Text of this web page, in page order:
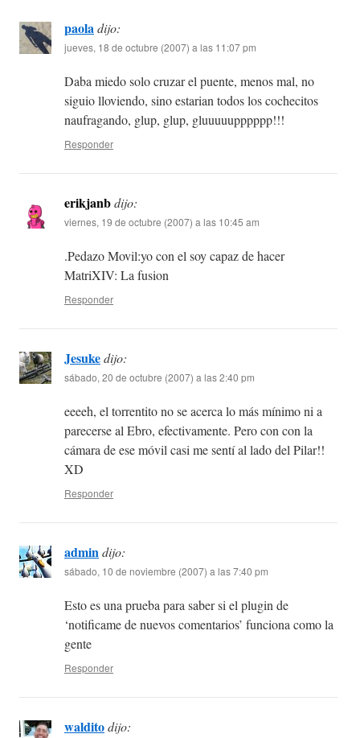
paoladijo:
jueves, 18 de octubre (2007) a las 11:07 pm
Daba miedo solo cruzar el puente, menos mal, no
siguio lloviendo, sino estarian todos los cochecitos
naufragando, glup, glup, gluuuuupppppp!!!
Responder
erikjanbdijo:
viernes, 19 de octubre (2007) a las 10:45 am
.Pedazo Movil:yo con el soy capaz de hacer
MatriXIV: La fusion
Responder
Jesukedijo:
sábado, 20 de octubre (2007) a las 2:40 pm
eeeeh, el torrentito no se acerca lo más mínimo ni a
parecerse al Ebro, efectivamente. Pero con con la
cámara de ese móvil casi me sentí al lado del Pilar!!
XD
Responder
admindijo:
sábado, 10 de noviembre (2007) a las 7:40 pm
Esto es una prueba para saber si el plugin de
‘notificame de nuevos comentarios’ funciona como la
gente
Responder
walditodijo: